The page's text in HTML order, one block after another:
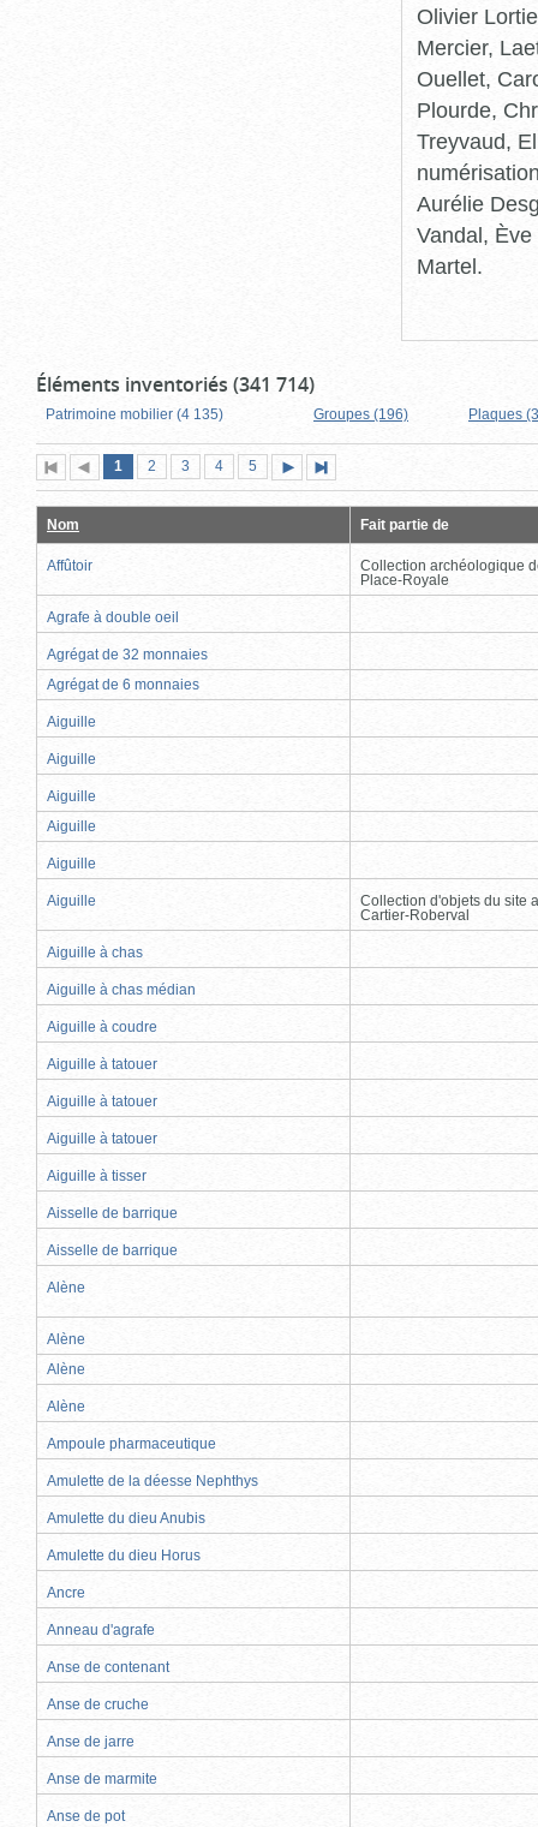
Olivier
Mercier,
Ouellet,
Plourde,
Treyvaud,
Aurélie
Vandal,
Martel.
Éléments inventoriés (341 714)
Patrimoine mobilier (4 135) Groupes (196) Plaques
Première
page
Page
précédente
Page
1 (page
actuelle)
Page
2 Page
3 Page
4 Page
5
suivante
page
Nom Fait partie de
Affûtoir
Collection archéologique
Place-Royale
Agrafe à double oeil
Agrégat de 32 monnaies
Agrégat de 6 monnaies
Aiguille
Aiguille
Aiguille
Aiguille
Aiguille
Aiguille
Collection d'objets du site
Cartier-Roberval
Aiguille à chas
Aiguille à chas médian
Aiguille à coudre
Aiguille à tatouer
Aiguille à tatouer
Aiguille à tatouer
Aiguille à tisser
Aisselle de barrique
Aisselle de barrique
Alène
Alène
Alène
Alène
Ampoule pharmaceutique
Amulette de la déesse Nephthys
Amulette du dieu Anubis
Amulette du dieu Horus
Ancre
Anneau d'agrafe
Anse de contenant
Anse de cruche
Anse de jarre
Anse de marmite
Anse de pot